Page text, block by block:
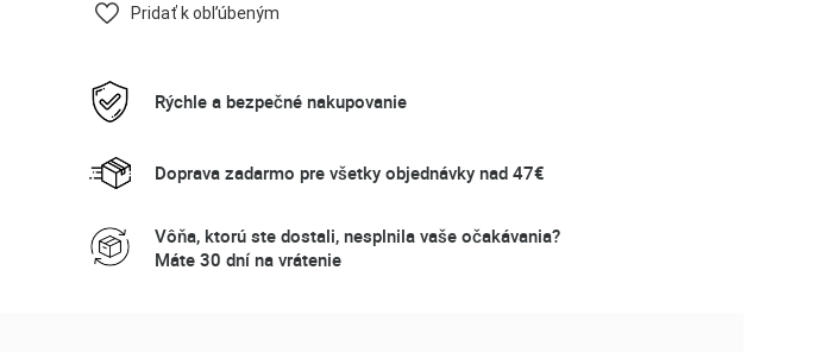
Pridať k obľúbeným
Rýchle a bezpečné nakupovanie
Doprava zadarmo pre všetky objednávky nad 47€
Vôňa, ktorú ste dostali, nesplnila vaše očakávania?
Máte 30 dní na vrátenie